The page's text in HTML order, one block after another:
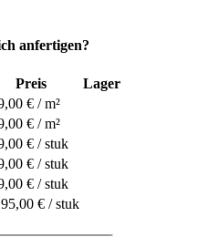
anfertigen?
Preis
Lager
€ / m²
€ / m²
€ / stuk
€ / stuk
€ / stuk
€ / stuk